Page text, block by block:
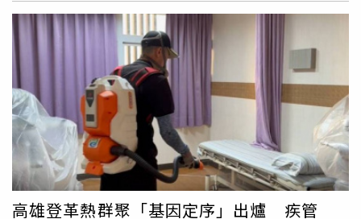
友留言，有人笑稱「我這輩子還沒成功點到過」、「已經半
年買不到了」、「後來乾脆不問了，反正一定沒有」，更有
網友自嘲「到底是我的愛情先來，還是SUBWAY濃湯先
來？」引發熱烈討論。除了抱怨買不到外，也有不少喝過的
人大力推薦，直呼蘑菇濃湯與花椰菜濃湯堪稱SUBWAY隱藏
版神級美食，「蘑菇濃湯超好喝」、「花椰菜跟蘑菇口味真
的很讚」，甚至有人表示自從部分門市較少供應後，每次撲
空都讓人相當失望，讓更多沒喝過的消費者更加好奇這款神
秘商品。面對外界疑惑，多名前員工與現職員工也陸續現身
解答。他們透露，SUBWAY濃湯並非現熬，而是冷凍保存後
高雄登革熱群聚「基因定序」出爐 疾管